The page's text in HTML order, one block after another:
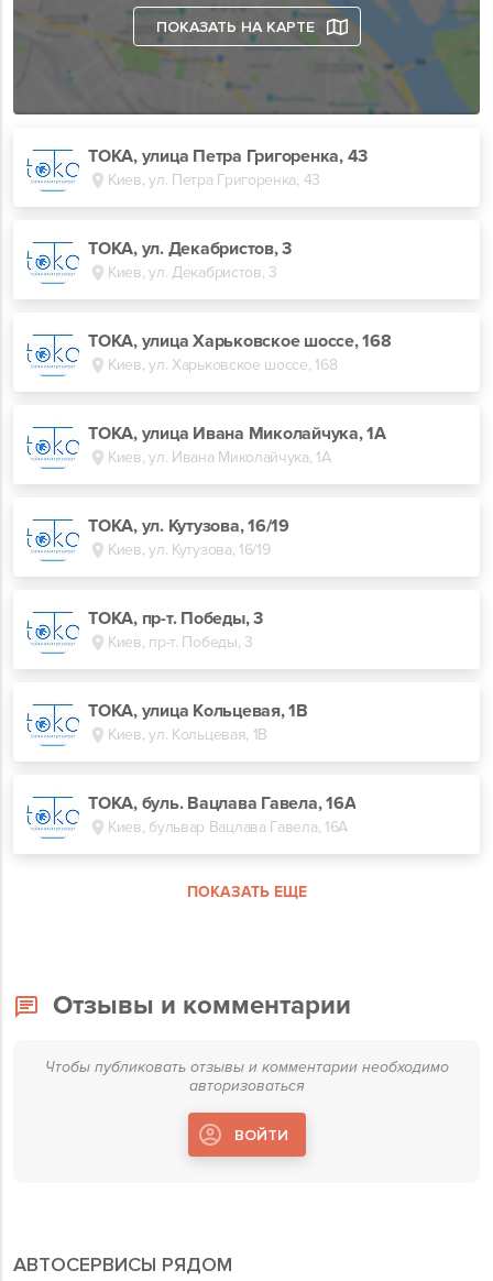
ПОКАЗАТЬ НА КАРТЕ
ТОКА, улица Петра Григоренка, 43
Киев, ул. Петра Григоренка, 43
ТОКА, ул. Декабристов, 3
Киев, ул. Декабристов, 3
TOKA, улица Харьковское шоссе, 168
Киев, ул. Харьковское шоссе, 168
ТОКА, улица Ивана Миколайчука, 1А
Киев, ул. Ивана Миколайчука, 1А
ТОКА, ул. Кутузова, 16/19
Киев, ул. Кутузова, 16/19
ТОКА, пр-т. Победы, 3
Киев, пр-т. Победы, 3
ТОКА, улица Кольцевая, 1В
Киев, ул. Кольцевая, 1В
TOKA, буль. Вацлава Гавела, 16А
Киев, бульвар Вацлава Гавела, 16А
ПОКАЗАТЬ ЕЩЕ
АВТОСЕРВИСЫ РЯДОМ
Отзывы и комментарии
Чтобы публиковать отзывы и комментарии необходимо
авторизоваться
ВОЙТИ